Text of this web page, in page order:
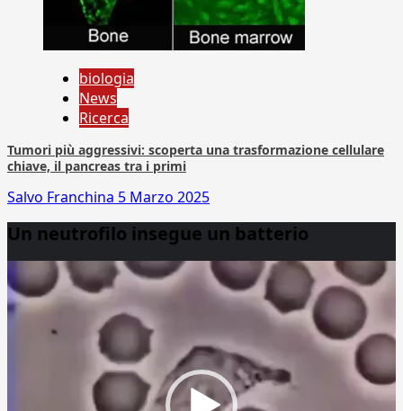
biologia
News
Ricerca
Tumori più aggressivi: scoperta una trasformazione cellulare
chiave, il pancreas tra i primi
Salvo Franchina 5 Marzo 2025
Un neutrofilo insegue un batterio
Player